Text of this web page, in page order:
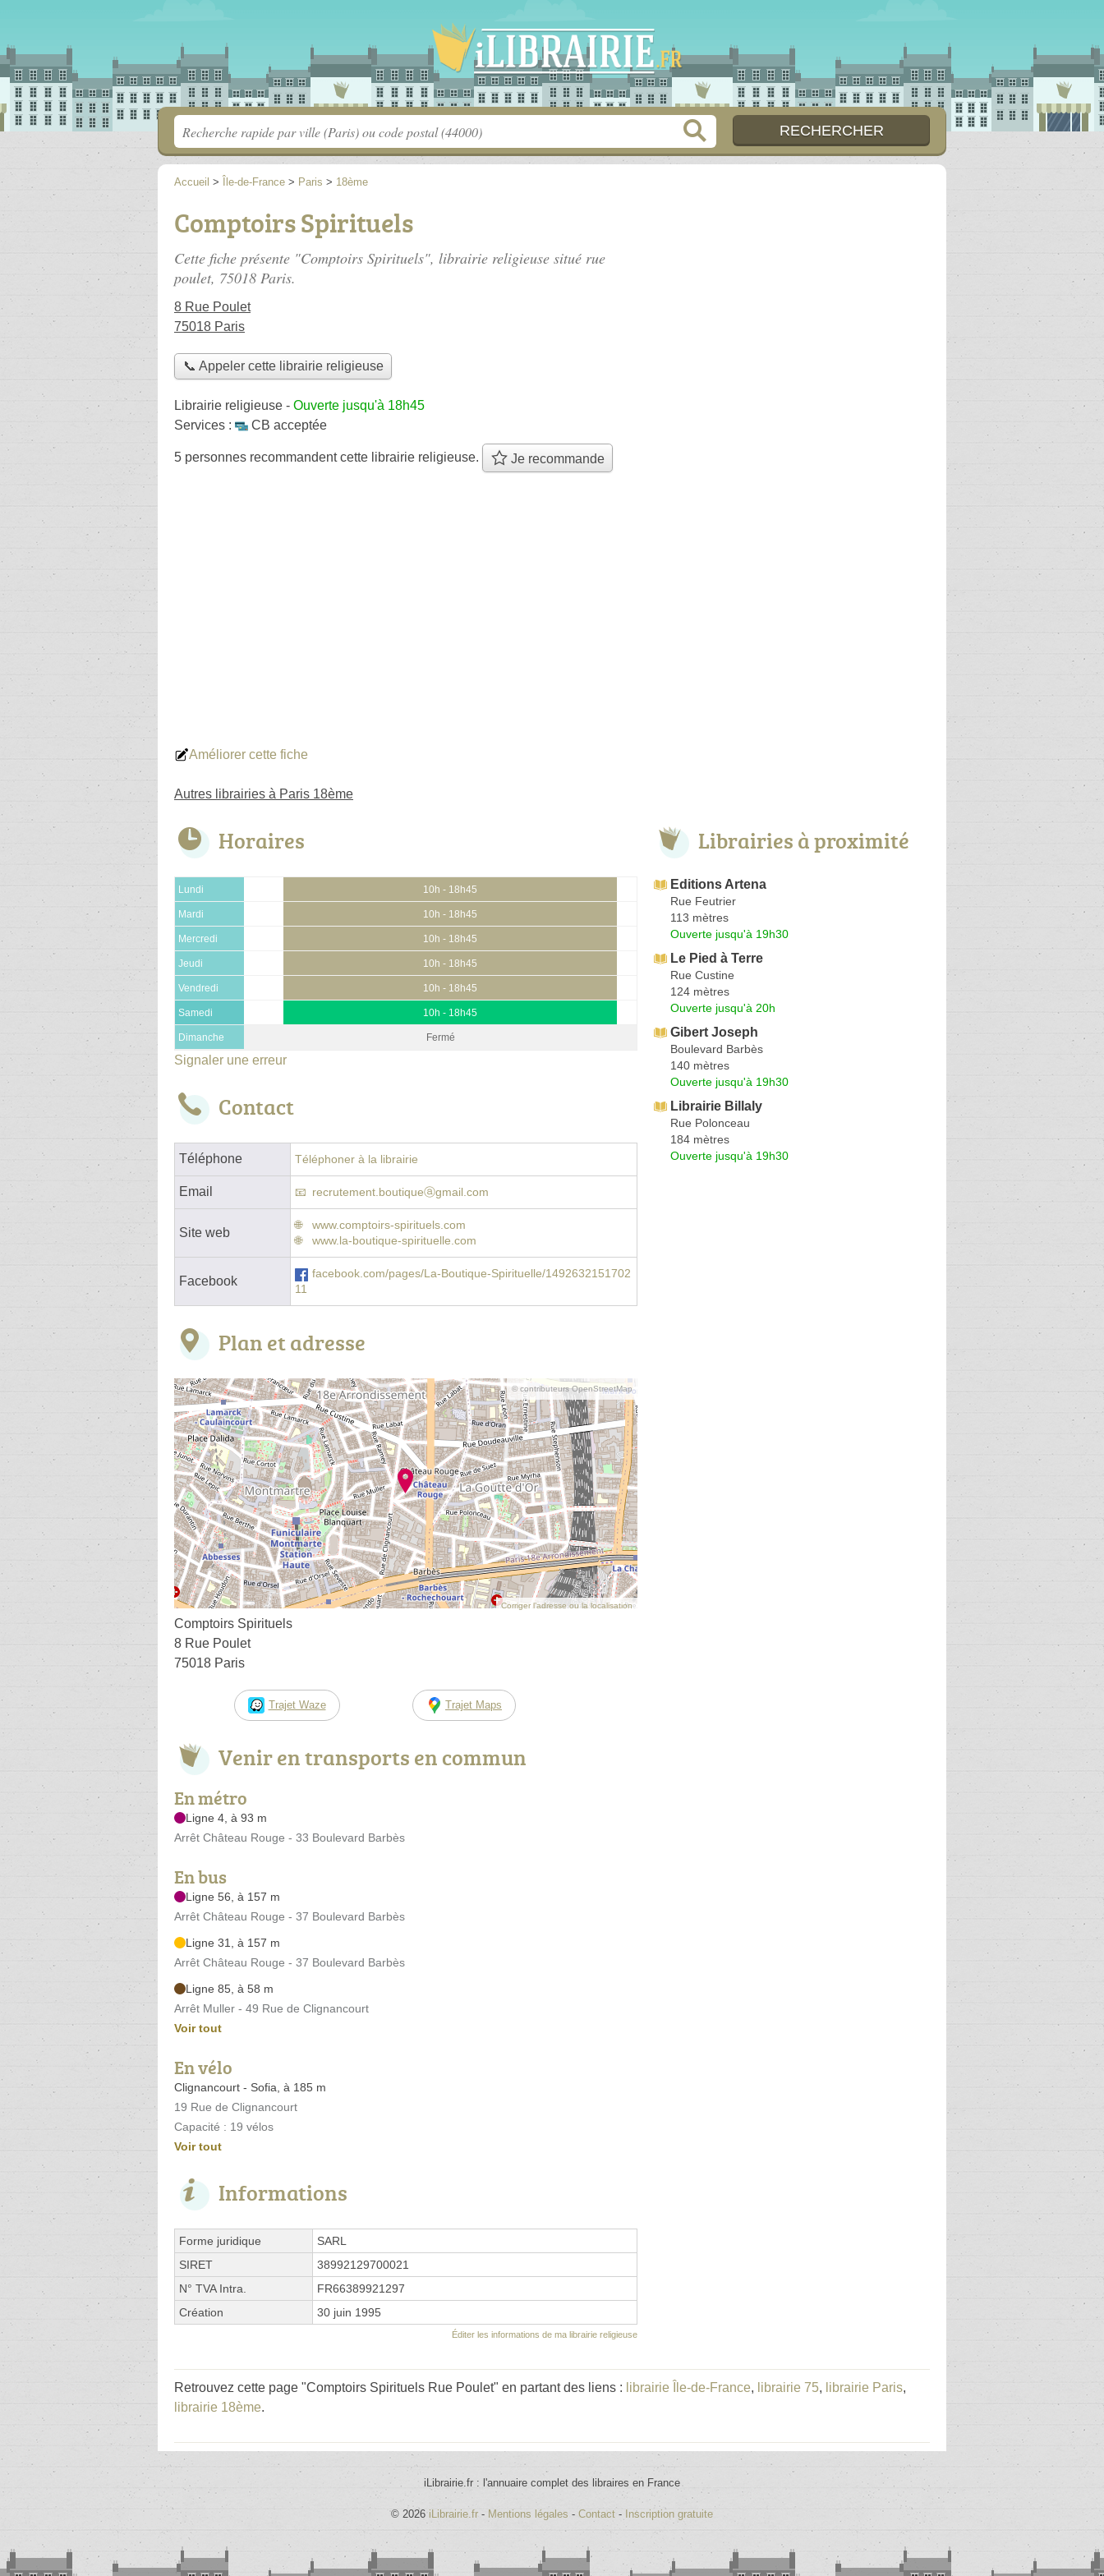
Accueil > Île-de-France > Paris > 18ème
Comptoirs Spirituels
Cette fiche présente "Comptoirs Spirituels", librairie religieuse situé rue
poulet, 75018 Paris.
8 Rue Poulet
75018 Paris
📞 Appeler cette librairie religieuse
Librairie religieuse - Ouverte jusqu'à 18h45
Services :
CB acceptée
5 personnes recommandentcette librairie religieuse. Je recommande
Améliorer cette fiche
Autres librairies à Paris 18ème
Horaires
Lundi 10h - 18h45
Mardi 10h - 18h45
Mercredi 10h - 18h45
Jeudi 10h - 18h45
Vendredi 10h - 18h45
Samedi 10h - 18h45
Dimanche Fermé
Signaler une erreur
Contact
Téléphone Téléphoner à la librairie
Email recrutement.boutiqueⓐgmail.com
Site web
www.comptoirs-spirituels.com
www.la-boutique-spirituelle.com
Facebook
facebook.com/pages/La-Boutique-Spirituelle/1492632151702
11
Plan et adresse
© contributeurs OpenStreetMap
Corriger l’adresse ou la localisation
Comptoirs Spirituels
8 Rue Poulet
75018 Paris
Trajet Waze Trajet Maps
Venir en transports en commun
En métro
Ligne 4, à 93 m
Arrêt Château Rouge - 33 Boulevard Barbès
En bus
Ligne 56, à 157 m
Arrêt Château Rouge - 37 Boulevard Barbès
Ligne 31, à 157 m
Arrêt Château Rouge - 37 Boulevard Barbès
Ligne 85, à 58 m
Arrêt Muller - 49 Rue de Clignancourt
Voir tout
En vélo
Clignancourt - Sofia, à 185 m
19 Rue de Clignancourt
Capacité : 19 vélos
Voir tout
Informations
Forme juridique
SARL
SIRET
38992129700021
N° TVA Intra.
FR66389921297
Création
30 juin 1995
Éditer les informations de ma librairie religieuse
Librairies à proximité
Editions Artena
Rue Feutrier
113 mètres
Ouverte jusqu'à 19h30
Le Pied à Terre
Rue Custine
124 mètres
Ouverte jusqu'à 20h
Gibert Joseph
Boulevard Barbès
140 mètres
Ouverte jusqu'à 19h30
Librairie Billaly
Rue Polonceau
184 mètres
Ouverte jusqu'à 19h30
Retrouvez cette page "Comptoirs Spirituels Rue Poulet" en partant des liens : librairie Île-de-France, librairie 75, librairie Paris,
librairie 18ème.
iLibrairie.fr : l'annuaire complet des libraires en France
© 2026 iLibrairie.fr - Mentions légales - Contact - Inscription gratuite